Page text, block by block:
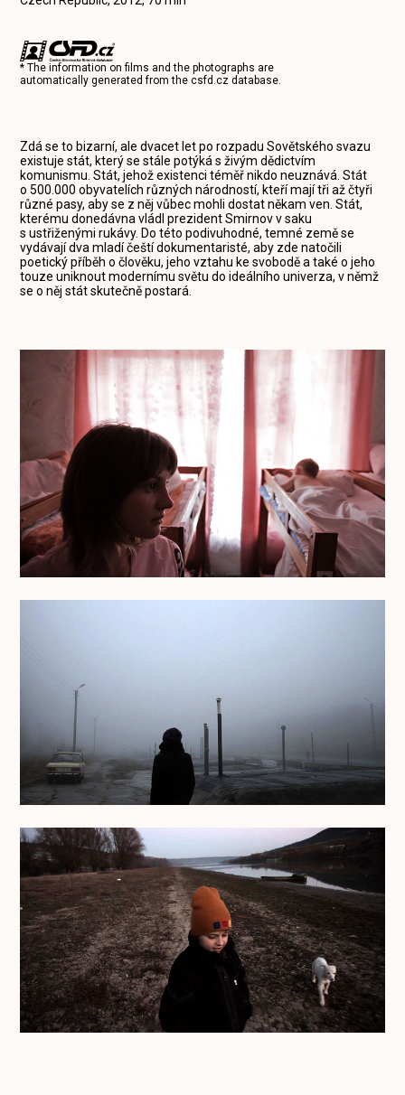
* The information on films and the photographs are
automatically generated from thecsfd.cz database.
Zdá se to bizarní, ale dvacet let po rozpadu Sovětského svazu
existuje stát, který se stále potýká s živým dědictvím
komunismu. Stát, jehož existenci téměř nikdo neuznává. Stát
o 500.000 obyvatelích různých národností, kteří mají tři až čtyři
různé pasy, aby se z něj vůbec mohli dostat někam ven. Stát,
kterému donedávna vládl prezident Smirnov v saku
s ustřiženými rukávy. Do této podivuhodné, temné země se
vydávají dva mladí čeští dokumentaristé, aby zde natočili
poetický příběh o člověku, jeho vztahu ke svobodě a také o jeho
touze uniknout modernímu světu do ideálního univerza, v němž
se o něj stát skutečně postará.